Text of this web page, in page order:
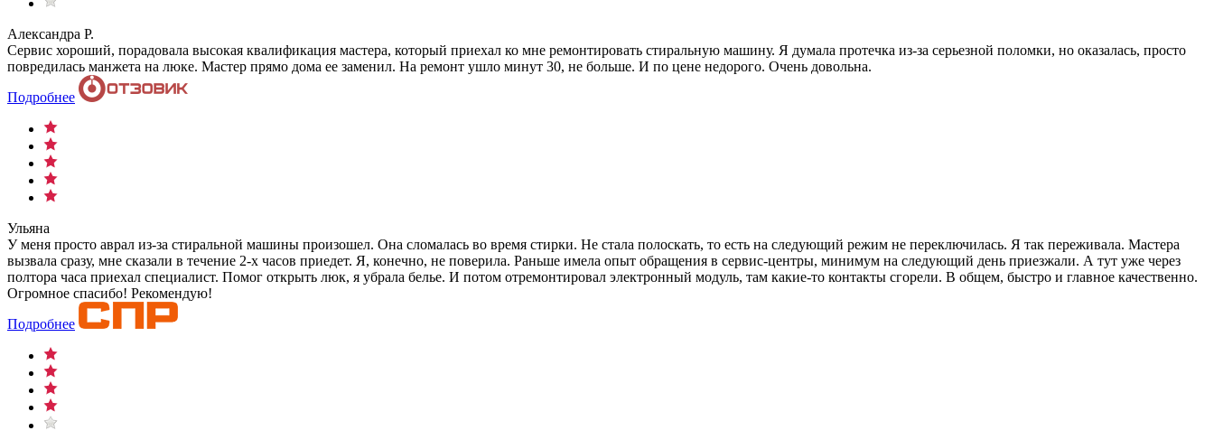
Александра Р.
Сервис хороший, порадовала высокая квалификация мастера, который приехал ко мне ремонтировать стиральную машину. Я думала протечка из-за серьезной поломки, но оказалась, просто
повредилась манжета на люке. Мастер прямо дома ее заменил. На ремонт ушло минут 30, не больше. И по цене недорого. Очень довольна.
Подробнее
Ульяна
У меня просто аврал из-за стиральной машины произошел. Она сломалась во время стирки. Не стала полоскать, то есть на следующий режим не переключилась. Я так переживала. Мастера
вызвала сразу, мне сказали в течение 2-х часов приедет. Я, конечно, не поверила. Раньше имела опыт обращения в сервис-центры, минимум на следующий день приезжали. А тут уже через
полтора часа приехал специалист. Помог открыть люк, я убрала белье. И потом отремонтировал электронный модуль, там какие-то контакты сгорели. В общем, быстро и главное качественно.
Огромное спасибо! Рекомендую!
Подробнее